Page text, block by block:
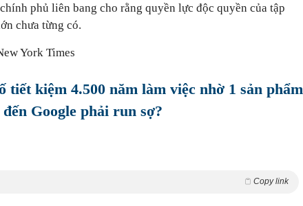
phủ liên bang cho rằng quyền lực độc quyền của tập
chưa từng có.
York Times
tiết kiệm 4.500 năm làm việc nhờ 1 sản phẩm
Google phải run sợ?
Copy link